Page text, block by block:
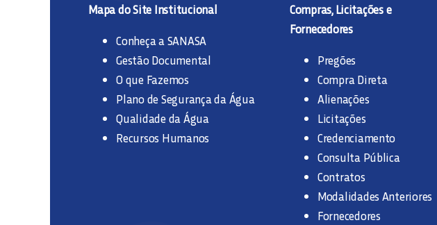
Mapa do Site Institucional
Conheça a SANASA
Gestão Documental
O que Fazemos
Plano de Segurança da Água
Qualidade da Água
Recursos Humanos
Compras, Licitações e
Fornecedores
Pregões
Compra Direta
Alienações
Licitações
Credenciamento
Consulta Pública
Contratos
Modalidades Anteriores
Fornecedores